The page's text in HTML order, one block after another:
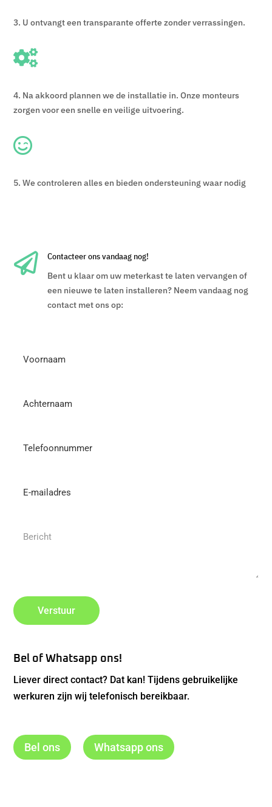
3. U ontvangt een transparante offerte zonder verrassingen.

4. Na akkoord plannen we de installatie in. Onze monteurs
zorgen voor een snelle en veilige uitvoering.

5. We controleren alles en bieden ondersteuning waar nodig

Contacteer ons vandaag nog!
Bent u klaar om uw meterkast te laten vervangen of
een nieuwe te laten installeren? Neem vandaag nog
contact met ons op:
Bel of Whatsapp ons!
Liever direct contact? Dat kan! Tijdens gebruikelijke
werkuren zijn wij telefonisch bereikbaar.
Bel ons Whatsapp ons